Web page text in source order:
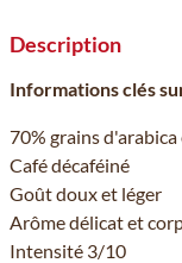
Description
Informations clés
70% grains
Café décaféiné
Goût doux et léger
Arôme délicat et
Intensité 3/10